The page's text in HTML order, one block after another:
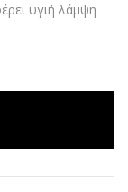
υγιή λάμψη